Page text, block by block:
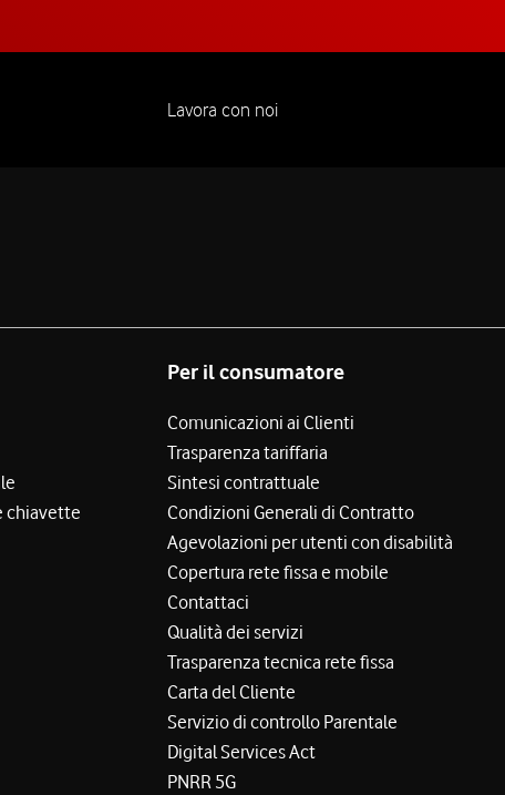
Lavora con noi
chiavette
Per il consumatore
Comunicazioni ai Clienti
Trasparenza tariffaria
Sintesi contrattuale
Condizioni Generali di Contratto
Agevolazioni per utenti con disabilità
Copertura rete fissa e mobile
Contattaci
Qualità dei servizi
Trasparenza tecnica rete fissa
Carta del Cliente
Servizio di controllo Parentale
Digital Services Act
PNRR 5G